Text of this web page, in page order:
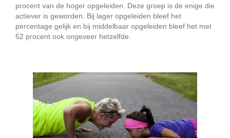
procent van de hoger opgeleiden. Deze groep is de enige die
actiever is geworden. Bij lager opgeleiden bleef het
percentage gelijk en bij middelbaar opgeleiden bleef het met
52 procent ook ongeveer hetzelfde.